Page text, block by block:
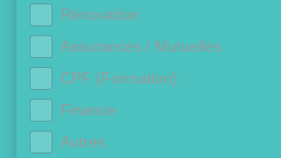
Rénovation
Assurances / Mutuelles
CPF (Formation)
Finance
Autres